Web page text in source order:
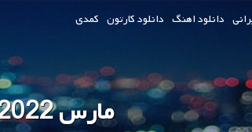
دانلود اهنگ دانلود کارتون کمدی
مارس 2022